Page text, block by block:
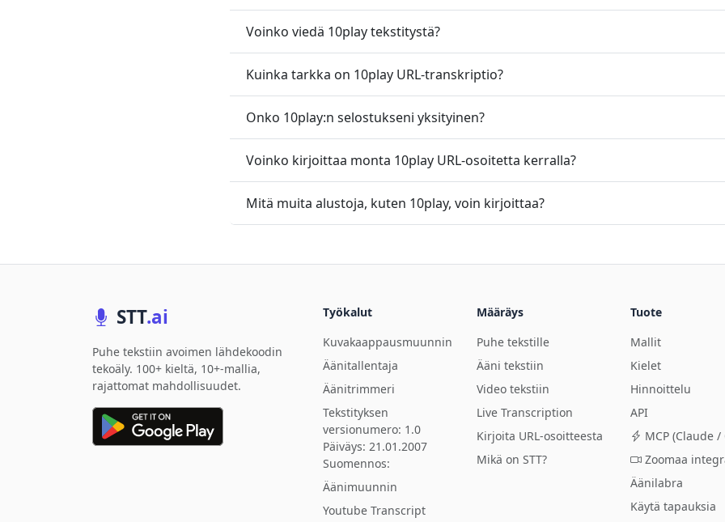
Voinko viedä 10play tekstitystä?
Kuinka tarkka on 10play URL-transkriptio?
Onko 10play:n selostukseni yksityinen?
Voinko kirjoittaa monta 10play URL-osoitetta kerralla?
Mitä muita alustoja, kuten 10play, voin kirjoittaa?
STT.ai
Puhe tekstiin avoimen lähdekoodin
tekoäly. 100+ kieltä, 10+-mallia,
rajattomat mahdollisuudet.
Työkalut
Kuvakaappausmuunnin
Äänitallentaja
Äänitrimmeri
Tekstityksen
versionumero: 1.0
Päiväys: 21.01.2007
Suomennos:
Äänimuunnin
Youtube Transcript
Määräys
Puhe tekstille
Ääni tekstiin
Video tekstiin
Live Transcription
Kirjoita URL-osoitteesta
Mikä on STT?
Tuote
Mallit
Kielet
Hinnoittelu
API
MCP (Claude
Zoomaa
Äänilabra
Käytä tapauksia